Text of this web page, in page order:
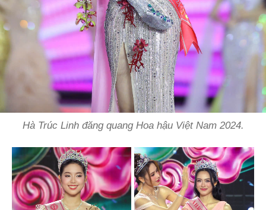
Hà Trúc Linh đăng quang Hoa hậu Việt Nam 2024.